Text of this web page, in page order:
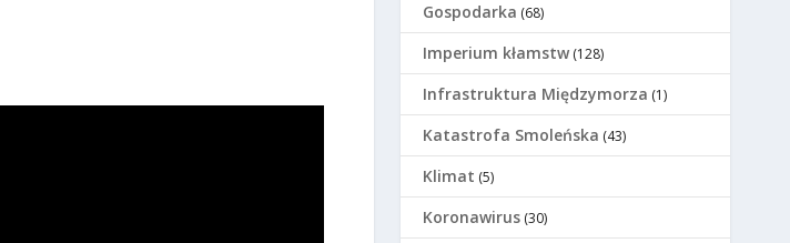
Gospodarka (68)
Imperium kłamstw (128)
Infrastruktura Międzymorza (1)
Katastrofa Smoleńska (43)
Klimat (5)
Koronawirus (30)